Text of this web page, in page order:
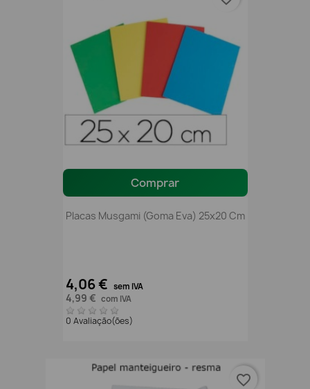
Comprar
Placas Musgami (Goma Eva) 25x20 Cm
4,06 € sem IVA
4,99 € com IVA
0 Avaliação(ões)
favorite_border